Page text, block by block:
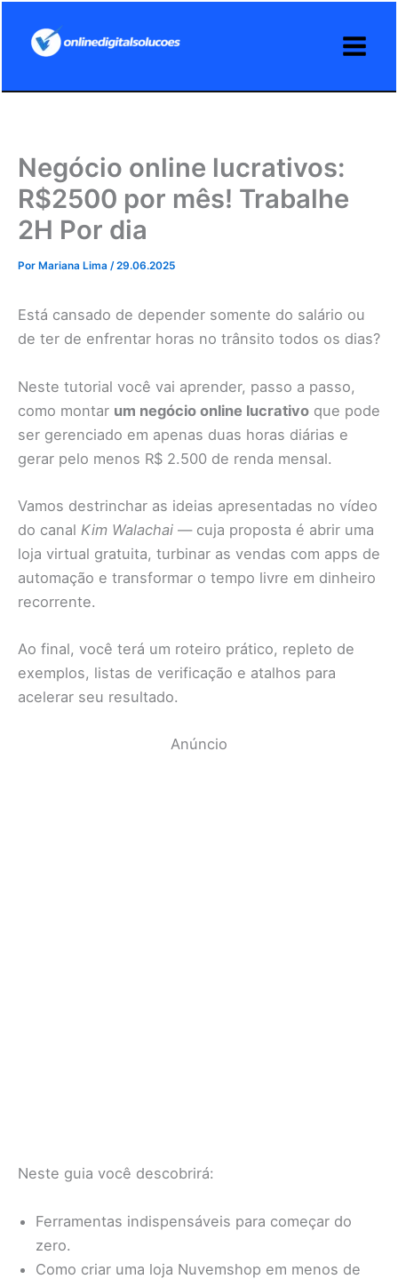
Negócio online lucrativos:
R$2500 por mês! Trabalhe
2H Por dia
Por Mariana Lima /29.06.2025
Está cansado de depender somente do salário ou
de ter de enfrentar horas no trânsito todos os dias?
Neste tutorial você vai aprender, passo a passo,
como montar um negócio online lucrativo que pode
ser gerenciado em apenas duas horas diárias e
gerar pelo menos R$ 2.500 de renda mensal.
Vamos destrinchar as ideias apresentadas no vídeo
do canal Kim Walachai — cuja proposta é abrir uma
loja virtual gratuita, turbinar as vendas com apps de
automação e transformar o tempo livre em dinheiro
recorrente.
Ao final, você terá um roteiro prático, repleto de
exemplos, listas de verificação e atalhos para
acelerar seu resultado.
Anúncio
Neste guia você descobrirá:
Ferramentas indispensáveis para começar do
zero.
Como criar uma loja Nuvemshop em menos de